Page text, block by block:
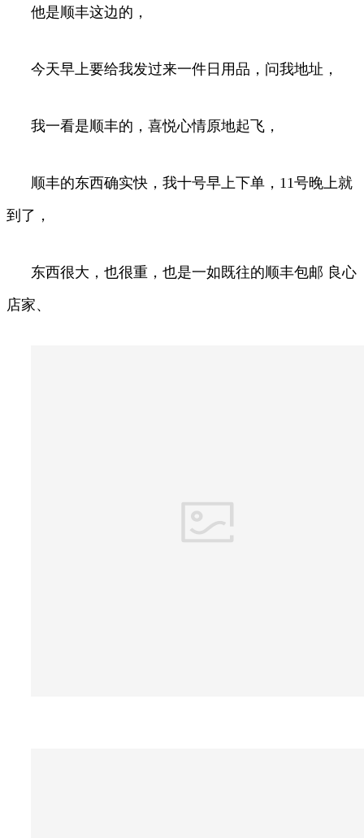
他是顺丰这边的，
今天早上要给我发过来一件日用品，问我地址，
我一看是顺丰的，喜悦心情原地起飞，
顺丰的东西确实快，我十号早上下单，11号晚上就
到了，
东西很大，也很重，也是一如既往的顺丰包邮 良心
店家、